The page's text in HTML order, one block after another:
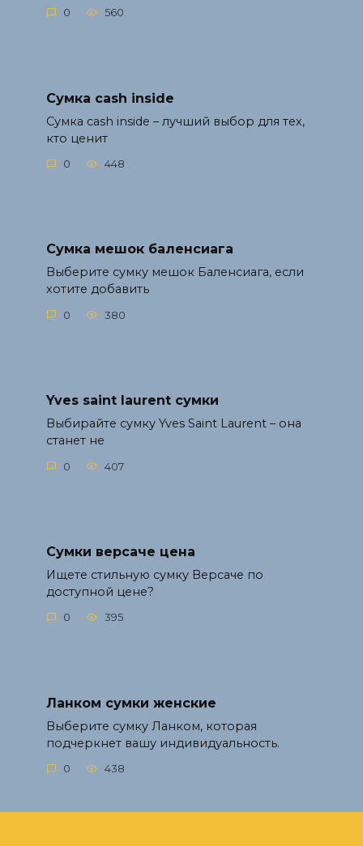
0 560
Сумка cash inside
Сумка cash inside – лучший выбор для тех,
кто ценит
0 448
Сумка мешок баленсиага
Выберите сумку мешок Баленсиага, если
хотите добавить
0 380
Yves saint laurent сумки
Выбирайте сумку Yves Saint Laurent – она
станет не
0 407
Сумки версаче цена
Ищете стильную сумку Версаче по
доступной цене?
0 395
Ланком сумки женские
Выберите сумку Ланком, которая
подчеркнет вашу индивидуальность.
0 438